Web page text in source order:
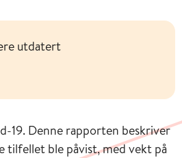
utdatert
19. Denne rapporten beskriver
tilfellet ble påvist, med vekt på